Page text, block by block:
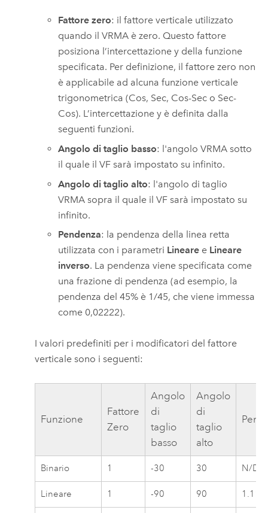
Fattore zero: il fattore verticale utilizzato
quando il VRMA è zero. Questo fattore
posiziona l’intercettazione y della funzione
specificata. Per definizione, il fattore zero non
è applicabile ad alcuna funzione verticale
trigonometrica (Cos, Sec, Cos-Sec o Sec-
Cos). L’intercettazione y è definita dalla
seguenti funzioni.
Angolo di taglio basso: l'angolo VRMA sotto
il quale il VF sarà impostato su infinito.
Angolo di taglio alto: l'angolo di taglio
VRMA sopra il quale il VF sarà impostato su
infinito.
Pendenza: la pendenza della linea retta
utilizzata con i parametri Lineare e Lineare
inverso. La pendenza viene specificata come
una frazione di pendenza (ad esempio, la
pendenza del 45% è 1/45, che viene immessa
come 0,02222).
I valori predefiniti per i modificatori del fattore
verticale sono i seguenti:
Funzione
Fattore
Zero
Angolo
di
taglio
basso
Angolo
di
taglio
alto
Binario 1 -30 30 N/D
Lineare 1 -90 90